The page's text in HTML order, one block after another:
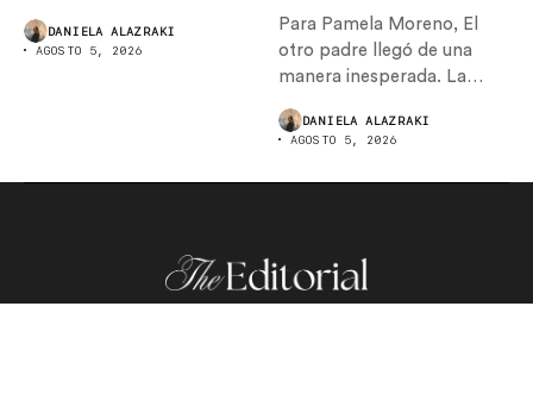
DANIELA ALAZRAKI
AGOSTO 5, 2026
Para Pamela Moreno, El
otro padre llegó de una
manera inesperada. La
DANIELA ALAZRAKI
AGOSTO 5, 2026